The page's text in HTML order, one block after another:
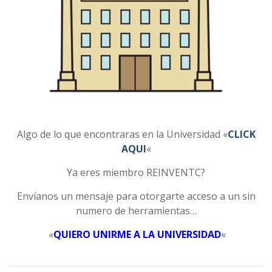
Algo de lo que encontraras en la Universidad «CLICK
AQUI«
Ya eres miembro REINVENTC?
Envíanos un mensaje para otorgarte acceso a un sin
numero de herramientas…
«QUIERO UNIRME A LA UNIVERSIDAD«